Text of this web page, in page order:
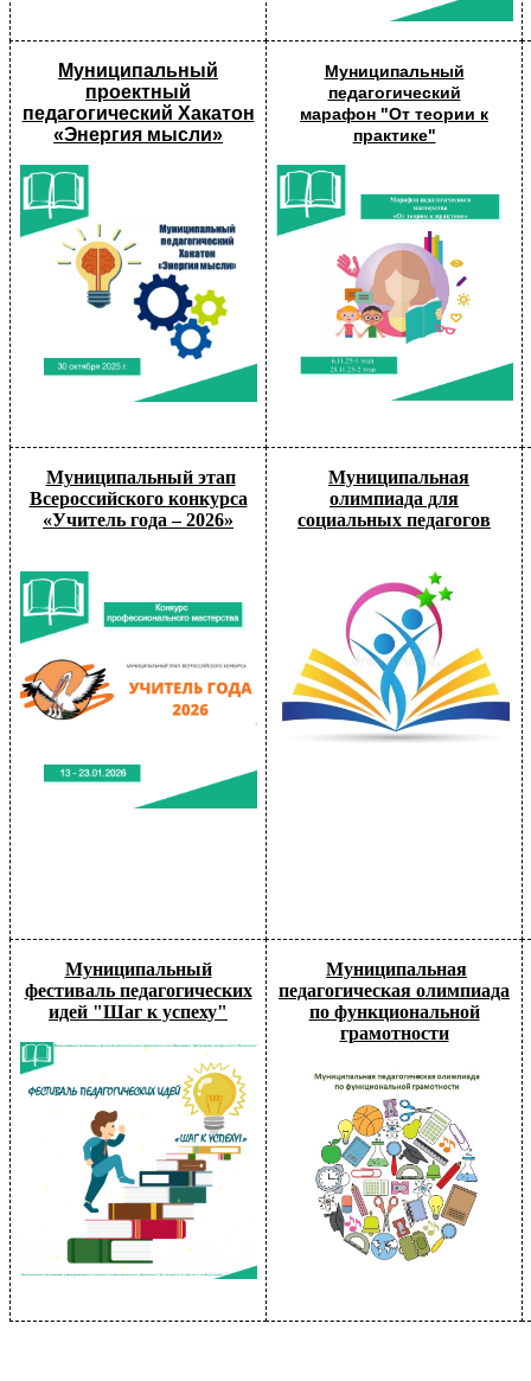
Муниципальный
проектный
педагогический Хакатон
«Энергия мысли»
Муниципальный
педагогический
марафон "От теории к
практике"
Муниципальный этап
Всероссийского конкурса
«Учитель года – 2026»
Муниципальная
олимпиада для
социальных педагогов
Муниципальный
фестиваль педагогических
идей "Шаг к успеху"
Муниципальная
педагогическая олимпиада
по функциональной
грамотности